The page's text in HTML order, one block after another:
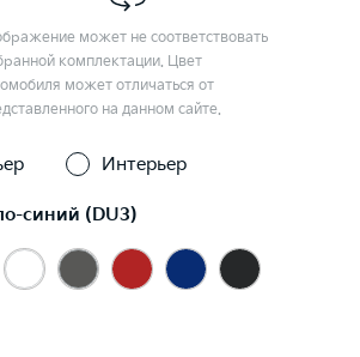
может не соответствовать
комплектации. Цвет
может отличаться от
на данном сайте.
Интерьер
синий (DU3)